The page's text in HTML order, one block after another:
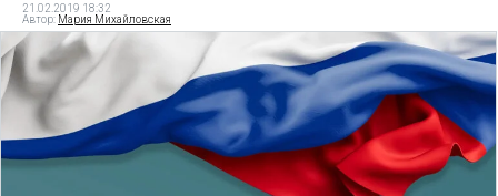
21.02.2019 18:32
Автор: Мария Михайловская